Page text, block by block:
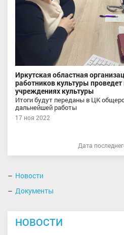
Иркутская областная
работников культуры
учреждениях культуры
Итоги будут переданы в ЦК
дальнейшей работы
17 ноя 2022
Дата
Новости
Документы
НОВОСТИ